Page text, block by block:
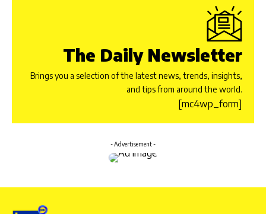
The Daily Newsletter
Brings you a selection of the latest news, trends, insights,
and tips from around the world.
[mc4wp_form]
- Advertisement -